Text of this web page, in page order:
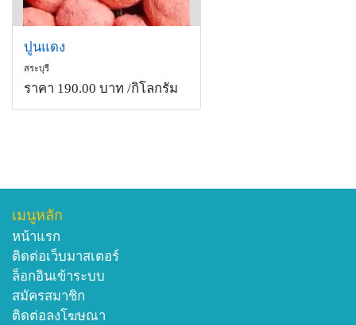
ปูนแดง
สระบุรี
ราคา 190.00 บาท /กิโลกรัม
เมนูหลัก
หน้าแรก
ติดต่อเว็บมาสเตอร์
ล็อกอินเข้าระบบ
สมัครสมาชิก
ติดต่อลงโฆษณา